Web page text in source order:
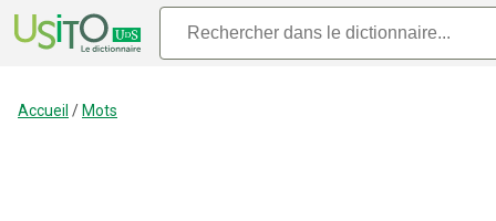
Accueil / Mots